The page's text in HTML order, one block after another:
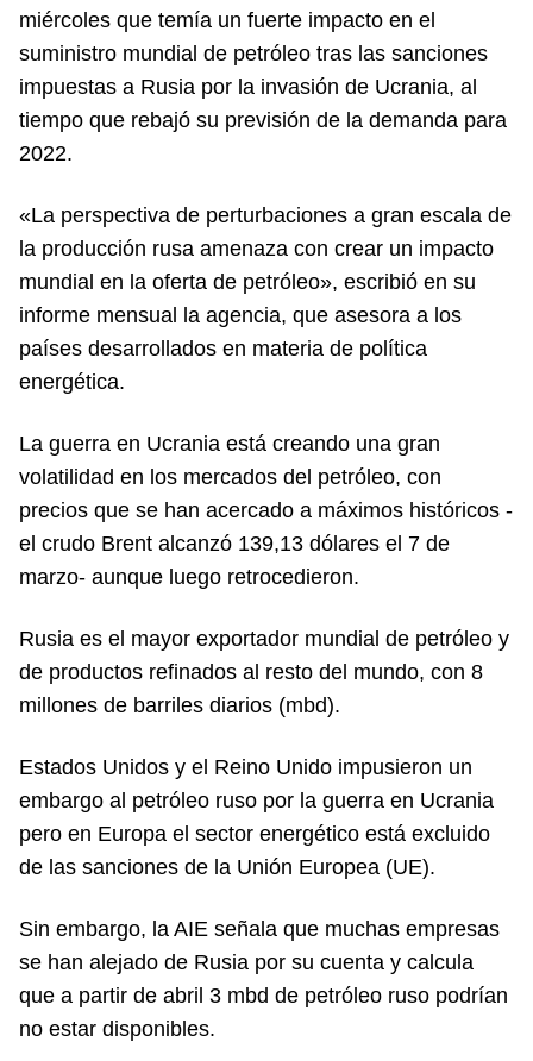
miércoles que temía un fuerte impacto en el
suministro mundial de petróleo tras las sanciones
impuestas a Rusia por la invasión de Ucrania, al
tiempo que rebajó su previsión de la demanda para
2022.
«La perspectiva de perturbaciones a gran escala de
la producción rusa amenaza con crear un impacto
mundial en la oferta de petróleo», escribió en su
informe mensual la agencia, que asesora a los
países desarrollados en materia de política
energética.
La guerra en Ucrania está creando una gran
volatilidad en los mercados del petróleo, con
precios que se han acercado a máximos históricos -
el crudo Brent alcanzó 139,13 dólares el 7 de
marzo- aunque luego retrocedieron.
Rusia es el mayor exportador mundial de petróleo y
de productos refinados al resto del mundo, con 8
millones de barriles diarios (mbd).
Estados Unidos y el Reino Unido impusieron un
embargo al petróleo ruso por la guerra en Ucrania
pero en Europa el sector energético está excluido
de las sanciones de la Unión Europea (UE).
Sin embargo, la AIE señala que muchas empresas
se han alejado de Rusia por su cuenta y calcula
que a partir de abril 3 mbd de petróleo ruso podrían
no estar disponibles.